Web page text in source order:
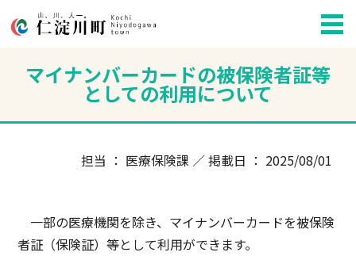
マイナンバーカードの被保険者証等
としての利用について
担当 ： 医療保険課 ／ 掲載日 ： 2025/08/01
一部の医療機関を除き、マイナンバーカードを被保険
者証（保険証）等として利用ができます。